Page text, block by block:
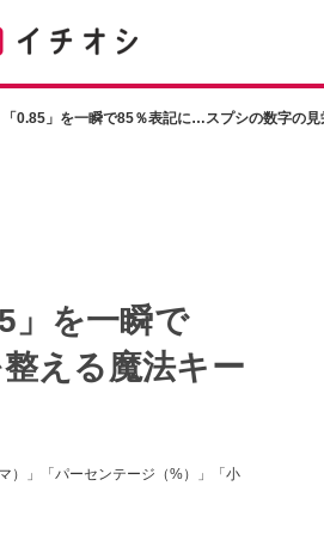
0.85」を一瞬で85％表記に…スプシの数字の見
」を一瞬で
える魔法キー
）」「パーセンテージ（%）」「小